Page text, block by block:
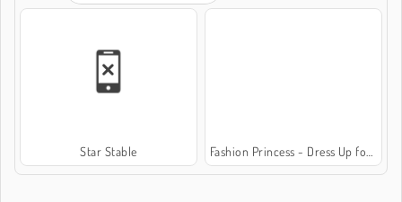
Star Stable Fashion Princess - Dress Up for Girls